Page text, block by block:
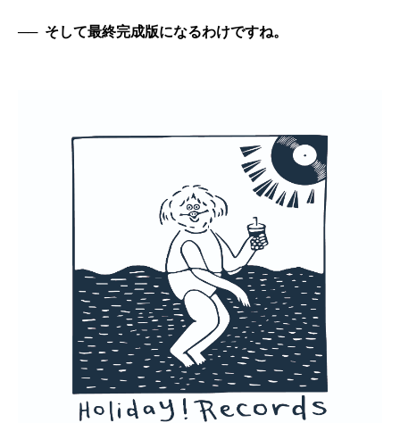
── そして最終完成版になるわけですね。